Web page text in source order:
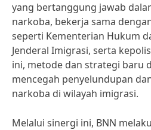
yang bertanggung jawab
narkoba, bekerja sama
seperti Kementerian Hukum
Jenderal Imigrasi, serta
ini, metode dan strategi baru
mencegah penyelundupan
narkoba di wilayah imigrasi.
Melalui sinergi ini, BNN